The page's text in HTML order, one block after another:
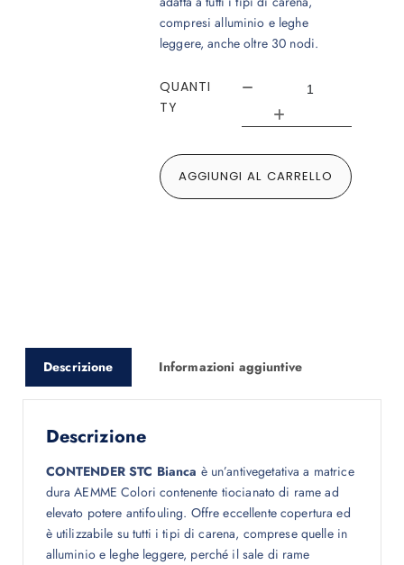
compresi alluminio e leghe
leggere, anche oltre 30 nodi.
QUANTI
TY
AGGIUNGI AL CARRELLO
Descrizione Informazioni aggiuntive
Descrizione
CONTENDER STC Bianca è un’antivegetativa a matrice
dura AEMME Colori contenente tiocianato di rame ad
elevato potere antifouling. Offre eccellente copertura ed
è utilizzabile su tutti i tipi di carena, comprese quelle in
alluminio e leghe leggere, perché il sale di rame